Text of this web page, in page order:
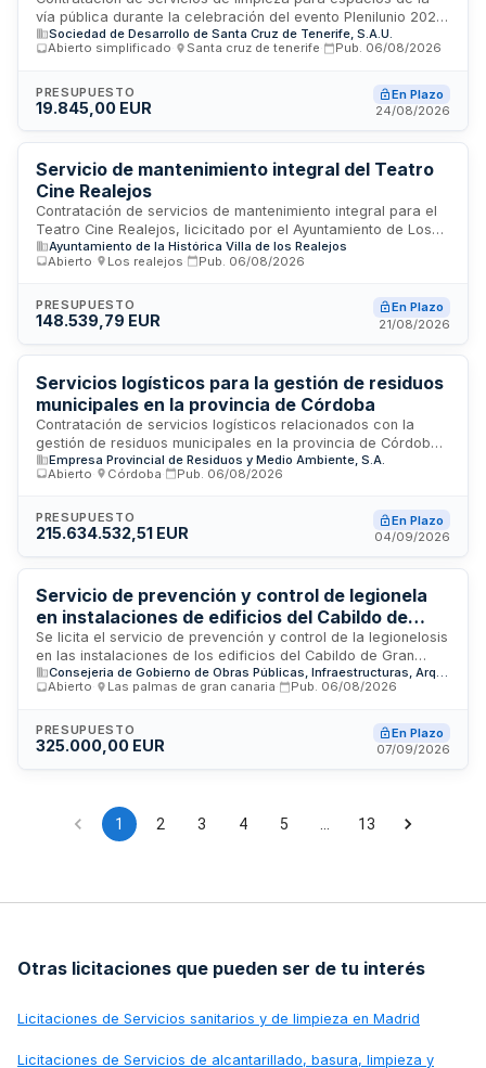
vía pública durante la celebración del evento Plenilunio 2026.
La prestación incluye limpieza y mantenimiento de zonas
públicas en diferentes ubicaciones, con disposición de
Desarrollo de Santa Cruz de Tenerife gestiona la
adjudicación y supervisión de estos servicios, que requieren
garantizar el correcto desarrollo del evento.
Sociedad de Desarrollo de Santa Cruz de Tenerife, S.A.U.
Abierto simplificado
Santa cruz de tenerife Pub. 06/08/2026
PRESUPUESTO
19.845,00 EUR
En Plazo
24/08/2026
Servicio de mantenimiento integral del Teatro
Cine Realejos
Contratación de servicios de mantenimiento integral para el
Teatro Cine Realejos, licicitado por el Ayuntamiento de Los
Realejos. El contrato abarca prestaciones propias de
servicios administrativos sujetos a la Ley de Contratos del
de contratación, que ostenta facultades de inspección,
interpretación del contrato y resolución de incidencias. La
salvaguarden la libre competencia y se publicará en el Perfil
del Contratante.
Ayuntamiento de la Histórica Villa de los Realejos
Abierto
Los realejos Pub. 06/08/2026
PRESUPUESTO
148.539,79 EUR
En Plazo
21/08/2026
Servicios logísticos para la gestión de residuos
municipales en la provincia de Córdoba
Contratación de servicios logísticos relacionados con la
gestión de residuos municipales en la provincia de Córdoba
por parte de la Empresa Provincial de Residuos y Medio
Ambiente, S.A. (EPREMASA). El contrato incluye la prestación
lotes, así como la gestión de enseres, residuos voluminosos
y puntos limpios. Los servicios se estructuran en lotes
en uno, varios o todos ellos, según se especifique en la
documentación técnica.
Empresa Provincial de Residuos y Medio Ambiente, S.A.
Abierto
Córdoba Pub. 06/08/2026
PRESUPUESTO
215.634.532,51 EUR
En Plazo
04/09/2026
Servicio de prevención y control de legionela
en instalaciones de edificios del Cabildo de
Gran Canaria
Se licita el servicio de prevención y control de la legionelosis
en las instalaciones de los edificios del Cabildo de Gran
Canaria durante tres años prorrogables. El adjudicatario será
responsable del mantenimiento preventivo y correctivo de
planificación de trabajos según inspecciones y recopilación
de información sobre incidencias detectadas. El servicio
este tipo de instalaciones.
Consejeria de Gobierno de Obras Públicas, Infraestructuras, Arquitectura y Vivienda del Cabildo de Gran Canaria
Abierto
Las palmas de gran canaria Pub. 06/08/2026
PRESUPUESTO
325.000,00 EUR
En Plazo
07/09/2026
1 2 3 4 5 13
Otras licitaciones que pueden ser de tu interés
Licitaciones de Servicios sanitarios y de limpieza en Madrid
Licitaciones de Servicios de alcantarillado, basura, limpieza y